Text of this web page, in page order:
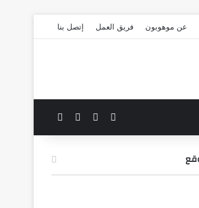
عن موهوبون فريق العمل إتصل بنا
فيسبوك الوضع المظلم